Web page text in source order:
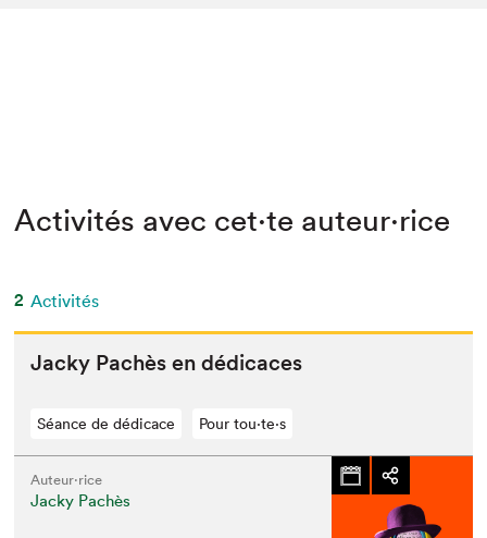
Activités avec cet·te auteur·rice
2 Activités
Jacky Pachès en dédicaces
Séance de dédicace Pour tou⋅te⋅s
Auteur·rice
Jacky Pachès